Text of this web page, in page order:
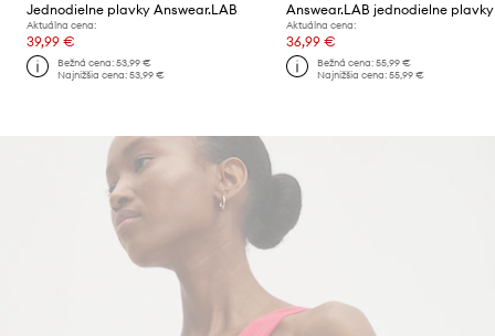
Jednodielne plavky Answear.LAB
Aktuálna cena:
39,99 €
Bežná cena:53,99 €
Najnižšia cena:53,99 €
Aktuálna cena:
36,99 €
Bežná cena: 55,99 €
Najnižšia cena: 55,99 €